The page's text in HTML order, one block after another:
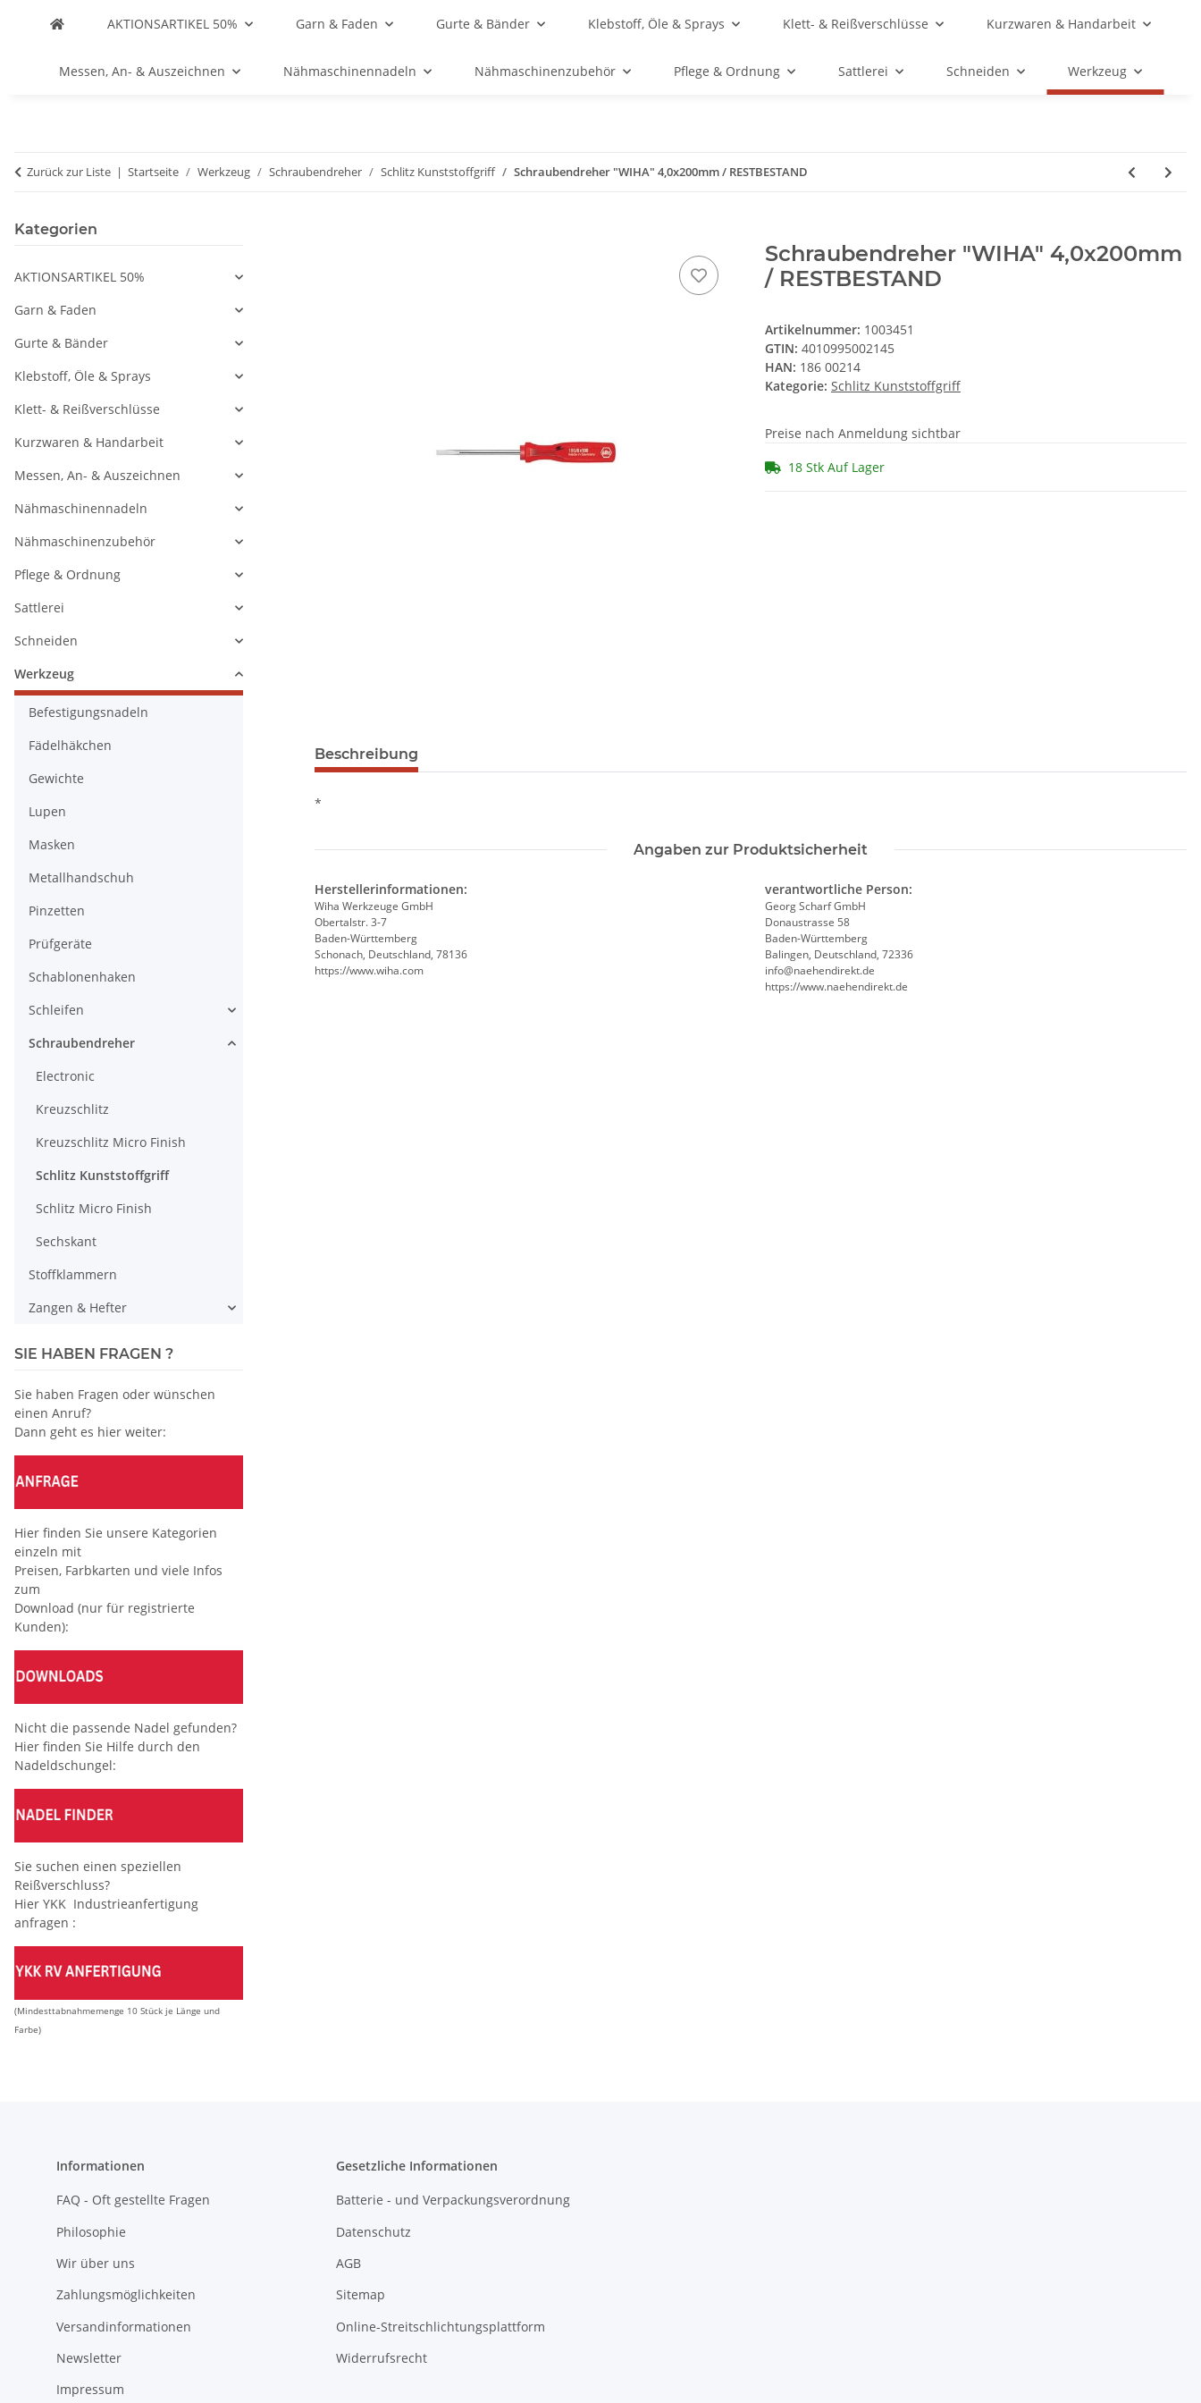
AKTIONSARTIKEL 50% Garn & Faden Gurte & Bänder Klebstoff, Öle & Sprays Klett- & Reißverschlüsse Kurzwaren & Handarbeit
Messen, An- & Auszeichnen Nähmaschinennadeln Nähmaschinenzubehör Pflege & Ordnung Sattlerei Schneiden Werkzeug
Zurück zur Liste Startseite Werkzeug Schraubendreher Schlitz Kunststoffgriff Schraubendreher "WIHA" 4,0x200mm / RESTBESTAND
Schraubendreher "WIHA" 4,0x200mm
/ RESTBESTAND
Artikelnummer: 1003451
GTIN: 4010995002145
HAN: 186 00214
Kategorie: Schlitz Kunststoffgriff
Preise nach Anmeldung sichtbar
18 Stk Auf Lager
Beschreibung
*
Angaben zur Produktsicherheit
Herstellerinformationen:
Wiha Werkzeuge GmbH
Obertalstr. 3-7
Baden-Württemberg
Schonach, Deutschland, 78136
https://www.wiha.com
verantwortliche Person:
Georg Scharf GmbH
Donaustrasse 58
Baden-Württemberg
Balingen, Deutschland, 72336
info@naehendirekt.de
https://www.naehendirekt.de
Kategorien
AKTIONSARTIKEL 50%
Garn & Faden
Gurte & Bänder
Klebstoff, Öle & Sprays
Klett- & Reißverschlüsse
Kurzwaren & Handarbeit
Messen, An- & Auszeichnen
Nähmaschinennadeln
Nähmaschinenzubehör
Pflege & Ordnung
Sattlerei
Schneiden
Werkzeug
Befestigungsnadeln
Fädelhäkchen
Gewichte
Lupen
Masken
Metallhandschuh
Pinzetten
Prüfgeräte
Schablonenhaken
Schleifen
Schraubendreher
Electronic
Kreuzschlitz
Kreuzschlitz Micro Finish
Schlitz Kunststoffgriff
Schlitz Micro Finish
Sechskant
Stoffklammern
Zangen & Hefter
SIE HABEN FRAGEN ?
Sie haben Fragen oder wünschen
einen Anruf?
Dann geht es hier weiter:
Hier finden Sie unsere Kategorien
einzeln mit
Preisen, Farbkarten und viele Infos
zum
Download (nur für registrierte
Kunden):
Nicht die passende Nadel gefunden?
Hier finden Sie Hilfe durch den
Nadeldschungel:
Sie suchen einen speziellen
Reißverschluss?
Hier YKK Industrieanfertigung
anfragen :
(Mindesttabnahmemenge 10 Stück je Länge und
Farbe)
Informationen
FAQ - Oft gestellte Fragen
Philosophie
Wir über uns
Zahlungsmöglichkeiten
Versandinformationen
Newsletter
Impressum
Gesetzliche Informationen
Batterie - und Verpackungsverordnung
Datenschutz
AGB
Sitemap
Online-Streitschlichtungsplattform
Widerrufsrecht